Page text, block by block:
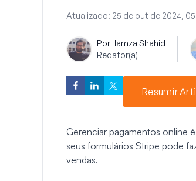
Atualizado: 25 de out de 2024,
PorHamza Shahid
Redator(a)
Resumir
Gerenciar pagamentos online
seus formulários Stripe pode
vendas.